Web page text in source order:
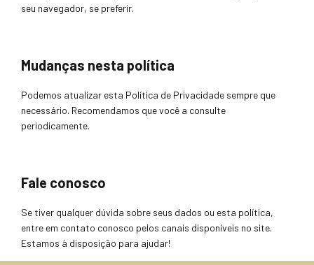
seu navegador, se preferir.
Mudanças nesta política
Podemos atualizar esta Política de Privacidade sempre que
necessário. Recomendamos que você a consulte
periodicamente.
Fale conosco
Se tiver qualquer dúvida sobre seus dados ou esta política,
entre em contato conosco pelos canais disponíveis no site.
Estamos à disposição para ajudar!